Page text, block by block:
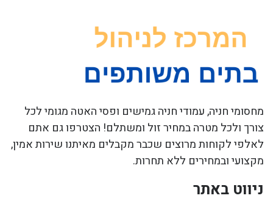
מחסומי חניה, עמודי חניה גמישים ופסי האטה מגומי לכל
צורך ולכל מטרה במחיר זול ומשתלם! הצטרפו גם אתם
לאלפי לקוחות מרוצים שכבר מקבלים מאיתנו שירות אמין,
מקצועי ובמחירים ללא תחרות.
ניווט באתר